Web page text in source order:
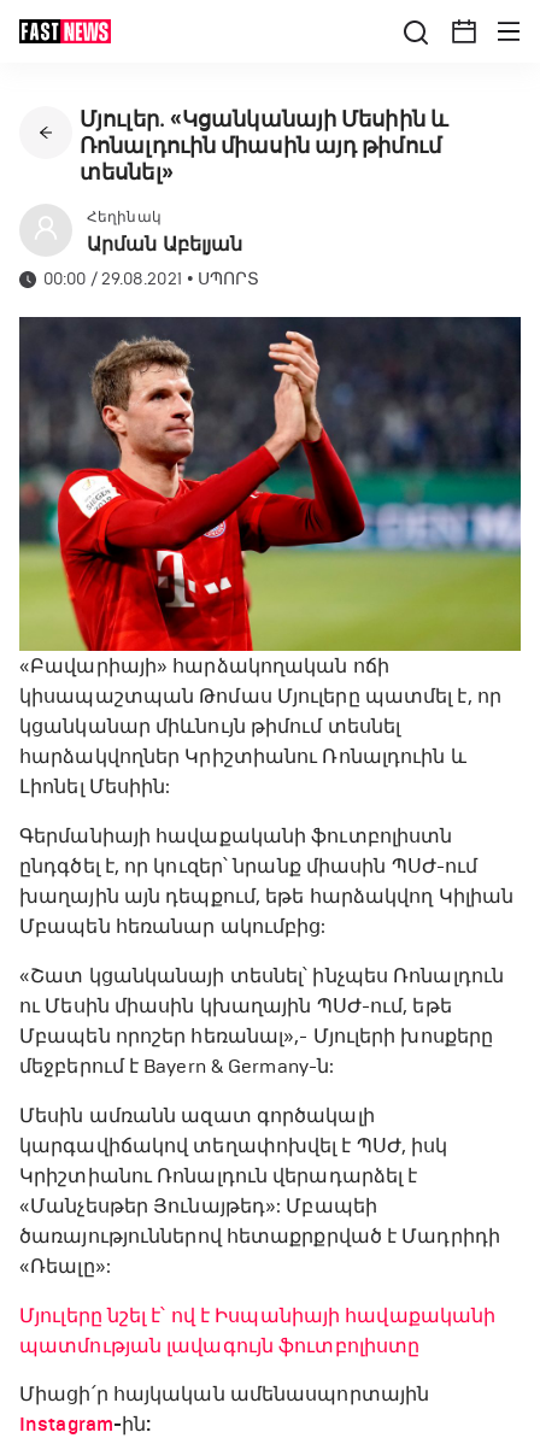
Մյուլեր․ «Կցանկանայի Մեսիին և
Ռոնալդուին միասին այդ թիմում
տեսնել»
Հեղինակ
Արման Աբելյան
00:00 / 29.08.2021 • ՍՊՈՐՏ
«Բավարիայի» հարձակողական ոճի
կիսապաշտպան Թոմաս Մյուլերը պատմել է, որ
կցանկանար միևնույն թիմում տեսնել
հարձակվողներ Կրիշտիանու Ռոնալդուին և
Լիոնել Մեսիին:
Գերմանիայի հավաքականի ֆուտբոլիստն
ընդգծել է, որ կուզեր՝ նրանք միասին ՊՍԺ-ում
խաղային այն դեպքում, եթե հարձակվող Կիլիան
Մբապեն հեռանար ակումբից:
«Շատ կցանկանայի տեսնել՝ ինչպես Ռոնալդուն
ու Մեսին միասին կխաղային ՊՍԺ-ում, եթե
Մբապեն որոշեր հեռանալ»,- Մյուլերի խոսքերը
մեջբերում է Bayern & Germany-ն:
Մեսին ամռանն ազատ գործակալի
կարգավիճակով տեղափոխվել է ՊՍԺ, իսկ
Կրիշտիանու Ռոնալդուն վերադարձել է
«Մանչեսթեր Յունայթեդ»: Մբապեի
ծառայություններով հետաքրքրված է Մադրիդի
«Ռեալը»:
Մյուլերը նշել է՝ ով է Իսպանիայի հավաքականի
պատմության լավագույն ֆուտբոլիստը
Միացի՛ր հայկական ամենասպորտային
Instagram-ին: